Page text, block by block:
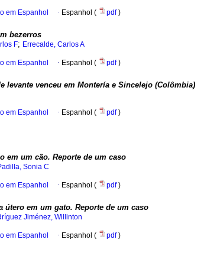
em Espanhol · Espanhol ( pdf)
bezerros
F; Errecalde, Carlos A
em Espanhol · Espanhol ( pdf)
levante venceu em Montería e Sincelejo (Colômbia)
em Espanhol · Espanhol ( pdf)
em um cão. Reporte de um caso
Sonia C
em Espanhol · Espanhol ( pdf)
útero em um gato. Reporte de um caso
Jiménez, Willinton
em Espanhol · Espanhol ( pdf)